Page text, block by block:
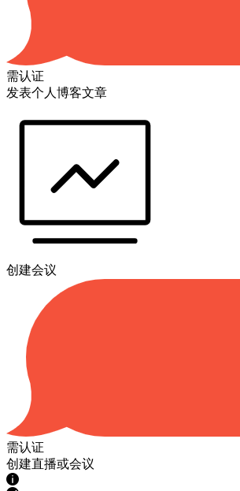
需认证
发表个人博客文章
创建会议
需认证
创建直播或会议